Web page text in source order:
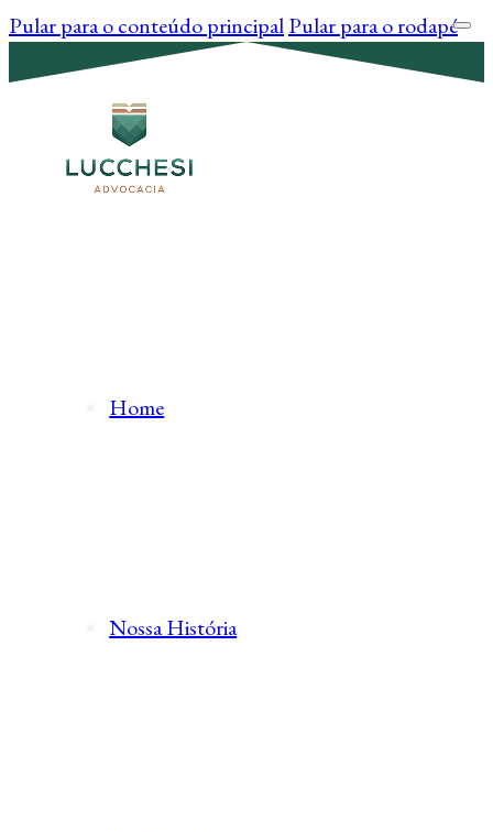
Pular para o conteúdo principalPular para o rodapé
Home
Nossa História